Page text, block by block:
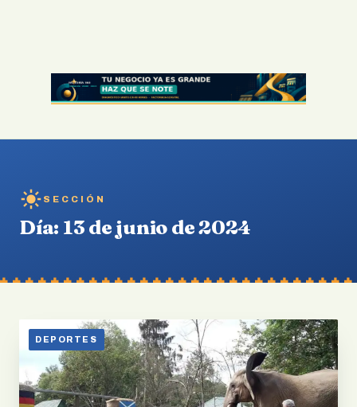
SECCIÓN
Día: 13 de junio de 2024
DEPORTES